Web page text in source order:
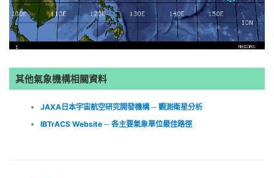
其他氣象機構相關資料
JAXA日本宇宙航空研究開發機構 ─ 觀測衛星分析
IBTrACS Website ─ 各主要氣象單位最佳路徑